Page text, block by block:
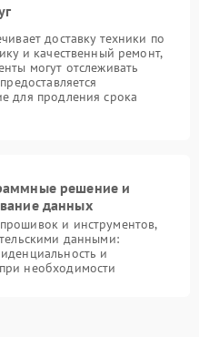
доставку техники по
и качественный ремонт,
могут отслеживать
для продления срока
решение и
данных
и инструментов,
данными:
и
необходимости